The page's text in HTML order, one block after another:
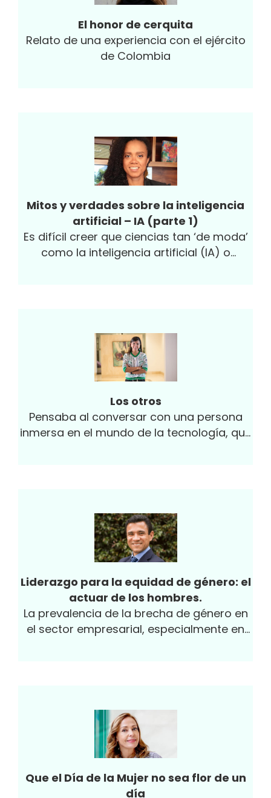
El honor de cerquita
Relato de una experiencia con el ejército
de Colombia
Mitos y verdades sobre la inteligencia
artificial – IA (parte 1)
Es difícil creer que ciencias tan ‘de moda’
como la inteligencia artificial (IA) o
Los otros
Pensaba al conversar con una persona
inmersa en el mundo de la tecnología, que
Liderazgo para la equidad de género: el
actuar de los hombres.
La prevalencia de la brecha de género en
el sector empresarial, especialmente en
Que el Día de la Mujer no sea flor de un
día